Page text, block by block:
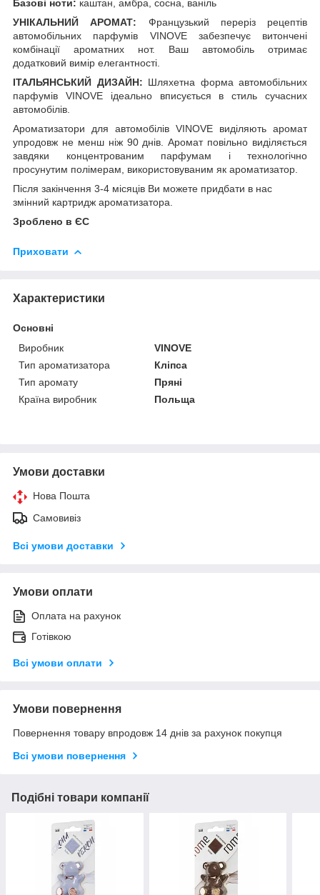
Базові ноти: каштан, амбра, сосна, ваніль
УНІКАЛЬНИЙ АРОМАТ: Французький переріз рецептів
автомобільних парфумів VINOVE забезпечує витончені
комбінації ароматних нот. Ваш автомобіль отримає
додатковий вимір елегантності.
ІТАЛЬЯНСЬКИЙ ДИЗАЙН: Шляхетна форма автомобільних
парфумів VINOVE ідеально вписується в стиль сучасних
автомобілів.
Ароматизатори для автомобілів VINOVE виділяють аромат
упродовж не менш ніж 90 днів. Аромат повільно виділяється
завдяки концентрованим парфумам і технологічно
просунутим полімерам, використовуваним як ароматизатор.
Після закінчення 3-4 місяців Ви можете придбати в нас
змінний картридж ароматизатора.
Зроблено в ЄС
Приховати
Характеристики
Основні
Виробник
VINOVE
Тип ароматизатора
Кліпса
Тип аромату
Пряні
Країна виробник
Польща
Умови доставки
Нова Пошта
Самовивіз
Всі умови доставки
Умови оплати
Оплата на рахунок
Готівкою
Всі умови оплати
Умови повернення
Повернення товару впродовж 14 днів за рахунок покупця
Всі умови повернення
Подібні товари компанії